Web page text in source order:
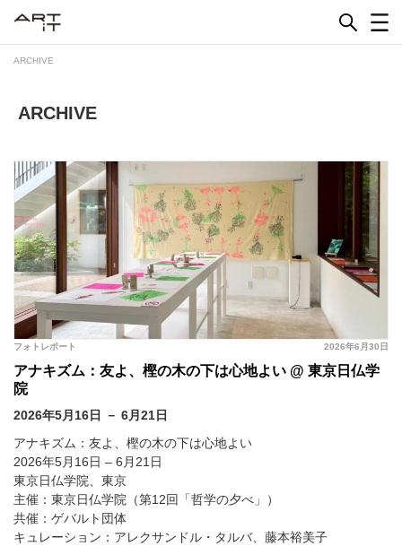
ARCHIVE
ARCHIVE
2026年6月30日
フォトレポート
アナキズム：友よ、樫の木の下は心地よい @ 東京日仏学
院
2026年5月16日 － 6月21日
アナキズム：友よ、樫の木の下は心地よい
2026年5月16日 – 6月21日
東京日仏学院、東京
主催：東京日仏学院（第12回「哲学の夕べ」）
共催：ゲバルト団体
キュレーション：アレクサンドル・タルバ、藤本裕美子